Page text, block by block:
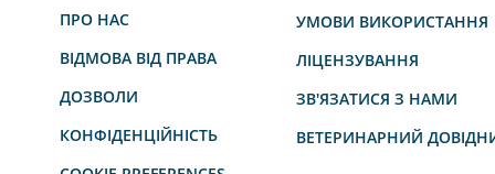
ПРО НАС
ВІДМОВА ВІД ПРАВА
ДОЗВОЛИ
КОНФІДЕНЦІЙНІСТЬ
УМОВИ ВИКОРИСТАННЯ
ЛІЦЕНЗУВАННЯ
ЗВ'ЯЗАТИСЯ З НАМИ
ВЕТЕРИНАРНИЙ